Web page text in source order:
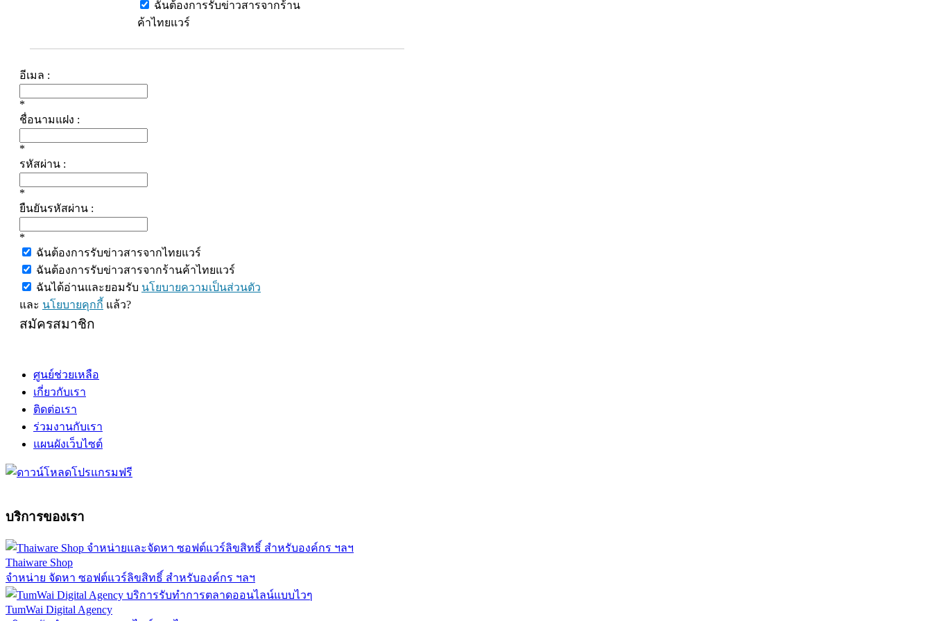
ฉันต้องการรับข่าวสารจากร้าน
ค้าไทยแวร์
อีเมล :
*
ชื่อนามแฝง :
*
รหัสผ่าน :
*
ยืนยันรหัสผ่าน :
*
ฉันต้องการรับข่าวสารจากไทยแวร์
ฉันต้องการรับข่าวสารจากร้านค้าไทยแวร์
ฉันได้อ่านและยอมรับ นโยบายความเป็นส่วนตัว
และ นโยบายคุกกี้ แล้ว?
สมัครสมาชิก
ศูนย์ช่วยเหลือ
เกี่ยวกับเรา
ติดต่อเรา
ร่วมงานกับเรา
แผนผังเว็บไซต์
บริการของเรา
Thaiware Shop
จำหน่าย จัดหา ซอฟต์แวร์ลิขสิทธิ์ สำหรับองค์กร ฯลฯ
TumWai Digital Agency